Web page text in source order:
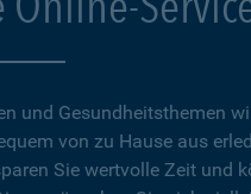
und Gesundheitsthemen
von zu Hause aus
Sie wertvolle Zeit und